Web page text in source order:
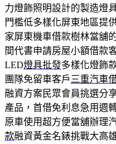
力燈飾照明設計的製造燈
門檻低多樣化屏東地區提
家屏東機車借款樹林當舖
間代書申請房屋小額借款
LED燈具批發多樣化燈飾
團隊免留車客戶 三重汽車
融資方案民眾會員挑選分
產品，首借免利息急用週
原車使用超方便當舖辦理
款融資黃金名錶挑戰大高